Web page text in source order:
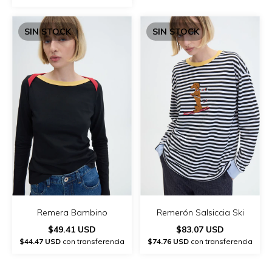
SIN STOCK
Remera Bambino
$49.41 USD
$44.47 USD con transferencia
SIN STOCK
Remerón Salsiccia Ski
$83.07 USD
$74.76 USD con transferencia